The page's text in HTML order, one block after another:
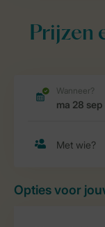
Prijzen
Opties voor